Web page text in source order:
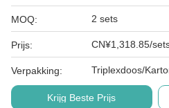
MOQ: 2 sets
Prijs: CN¥1,318.85/
Verpakking: Triplexdoos/
Krijg Beste Prijs